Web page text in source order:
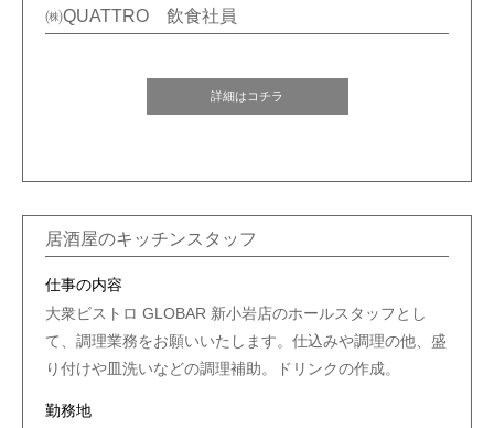
㈱QUATTRO 飲食社員
詳細はコチラ
居酒屋のキッチンスタッフ
仕事の内容
大衆ビストロ GLOBAR 新小岩店のホールスタッフとし
て、調理業務をお願いいたします。仕込みや調理の他、盛
り付けや皿洗いなどの調理補助。ドリンクの作成。
勤務地